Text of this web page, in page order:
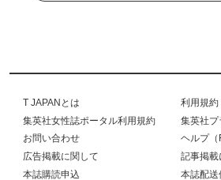
T JAPANとは
利用規約
集英社女性誌ポータル利用規約
集英社プ
お問い合わせ
ヘルプ（
広告掲載に関して
記事掲載
本誌購読申込
本誌配送